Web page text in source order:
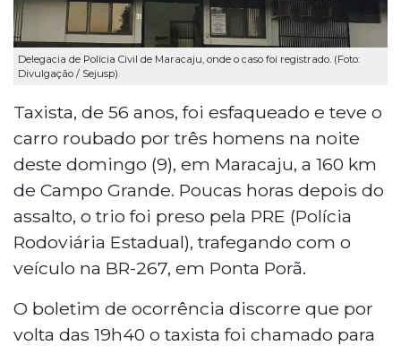
Delegacia de Polícia Civil de Maracaju, onde o caso foi registrado. (Foto:
Divulgação / Sejusp)
Taxista, de 56 anos, foi esfaqueado e teve o
carro roubado por três homens na noite
deste domingo (9), em Maracaju, a 160 km
de Campo Grande. Poucas horas depois do
assalto, o trio foi preso pela PRE (Polícia
Rodoviária Estadual), trafegando com o
veículo na BR-267, em Ponta Porã.
O boletim de ocorrência discorre que por
volta das 19h40 o taxista foi chamado para